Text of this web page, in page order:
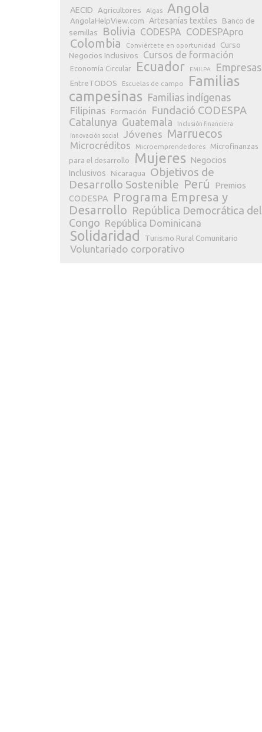
AECID Agricultores Algas Angola
AngolaHelpView.com Artesanías textiles
Banco de
semillas
Bolivia CODESPA CODESPApro
Colombia Conviértete en oportunidad
Curso
Negocios Inclusivos
Cursos de formación
Economía Circular Ecuador EMILPA Empresas
EntreTODOS Escuelas de campo
Familias
campesinas Familias indígenas
Filipinas
Formación
Fundació CODESPA
Catalunya Guatemala
Inclusión financiera
Innovación social
Jóvenes Marruecos
Microcréditos Microemprendedores
Microfinanzas
para el desarrollo
Mujeres
Negocios
Inclusivos
Nicaragua
Objetivos de
Desarrollo Sostenible Perú
Premios
CODESPA
Programa Empresa y
Desarrollo República Democrática del
Congo República Dominicana
Solidaridad Turismo Rural Comunitario
Voluntariado corporativo